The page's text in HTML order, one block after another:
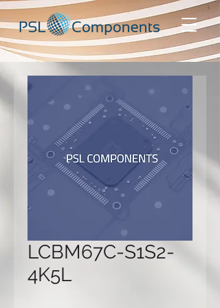
LCBM67C-S1S2-
4K5L